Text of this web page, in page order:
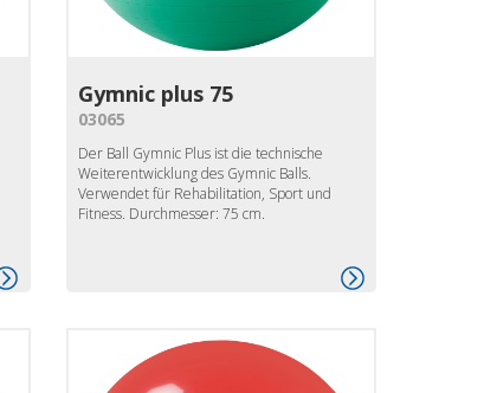
Gymnic plus 75
03065
Der Ball Gymnic Plus ist die technische
Weiterentwicklung des Gymnic Balls.
Verwendet für Rehabilitation, Sport und
Fitness. Durchmesser: 75 cm.